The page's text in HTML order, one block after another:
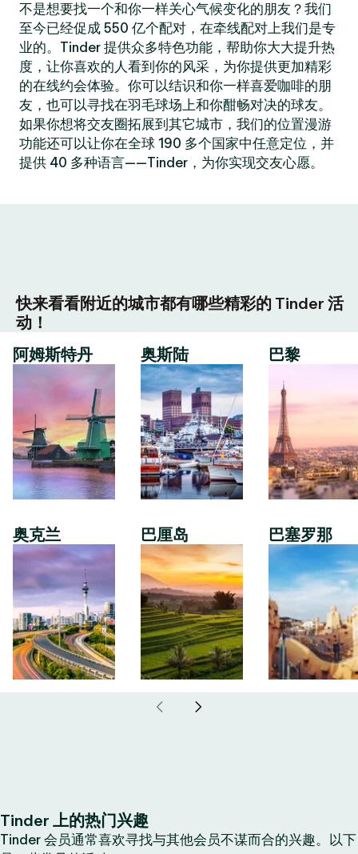
不是想要找一个和你一样关心气候变化的朋友？我们
至今已经促成 550 亿个配对，在牵线配对上我们是专
业的。Tinder 提供众多特色功能，帮助你大大提升热
度，让你喜欢的人看到你的风采，为你提供更加精彩
的在线约会体验。你可以结识和你一样喜爱咖啡的朋
友，也可以寻找在羽毛球场上和你酣畅对决的球友。
如果你想将交友圈拓展到其它城市，我们的位置漫游
功能还可以让你在全球 190 多个国家中任意定位，并
提供 40 多种语言——Tinder，为你实现交友心愿。
快来看看附近的城市都有哪些精彩的 Tinder 活
动！
阿姆斯特丹
奥克兰
奥斯陆
巴厘岛
巴黎
巴塞罗那
Tinder 上的热门兴趣
Tinder 会员通常喜欢寻找与其他会员不谋而合的兴趣。以下